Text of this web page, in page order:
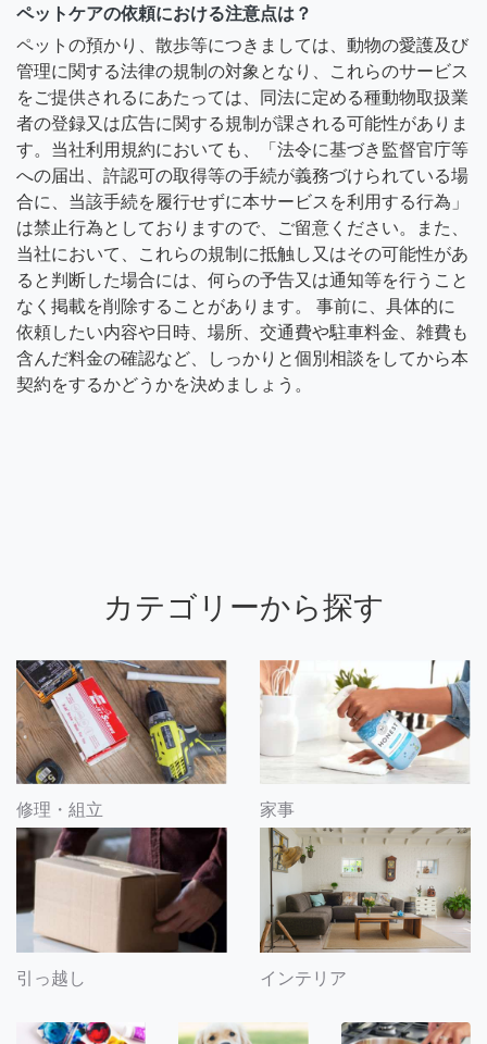
ペットケアの依頼における注意点は？
ペットの預かり、散歩等につきましては、動物の愛護及び
管理に関する法律の規制の対象となり、これらのサービス
をご提供されるにあたっては、同法に定める種動物取扱業
者の登録又は広告に関する規制が課される可能性がありま
す。当社利用規約においても、「法令に基づき監督官庁等
への届出、許認可の取得等の手続が義務づけられている場
合に、当該手続を履行せずに本サービスを利用する行為」
は禁止行為としておりますので、ご留意ください。また、
当社において、これらの規制に抵触し又はその可能性があ
ると判断した場合には、何らの予告又は通知等を行うこと
なく掲載を削除することがあります。 事前に、具体的に
依頼したい内容や日時、場所、交通費や駐車料金、雑費も
含んだ料金の確認など、しっかりと個別相談をしてから本
契約をするかどうかを決めましょう。
カテゴリーから探す
修理・組立 家事
引っ越し インテリア